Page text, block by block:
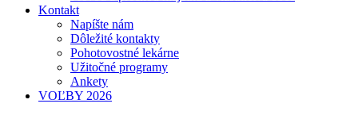
Kontakt
Napíšte nám
Dôležité kontakty
Pohotovostné lekárne
Užitočné programy
Ankety
VOĽBY 2026